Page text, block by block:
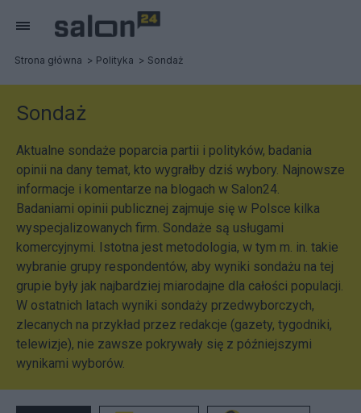
Strona główna Polityka Sondaż
Sondaż
Aktualne sondaże poparcia partii i polityków, badania
opinii na dany temat, kto wygrałby dziś wybory. Najnowsze
informacje i komentarze na blogach w Salon24.
Badaniami opinii publicznej zajmuje się w Polsce kilka
wyspecjalizowanych firm. Sondaże są usługami
komercyjnymi. Istotna jest metodologia, w tym m. in. takie
wybranie grupy respondentów, aby wyniki sondażu na tej
grupie były jak najbardziej miarodajne dla całości populacji.
W ostatnich latach wyniki sondaży przedwyborczych,
zlecanych na przykład przez redakcje (gazety, tygodniki,
telewizje), nie zawsze pokrywały się z późniejszymi
wynikami wyborów.